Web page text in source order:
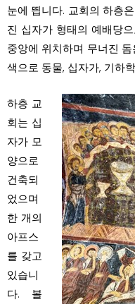
눈에 띕니다. 교회의 하층
진 십자가 형태의 예배당
중앙에 위치하며 무너진
색으로 동물, 십자가, 기하
하층 교
회는 십
자가 모
양으로
건축되
었으며
한 개의
아프스
를 갖고
있습니
다. 볼